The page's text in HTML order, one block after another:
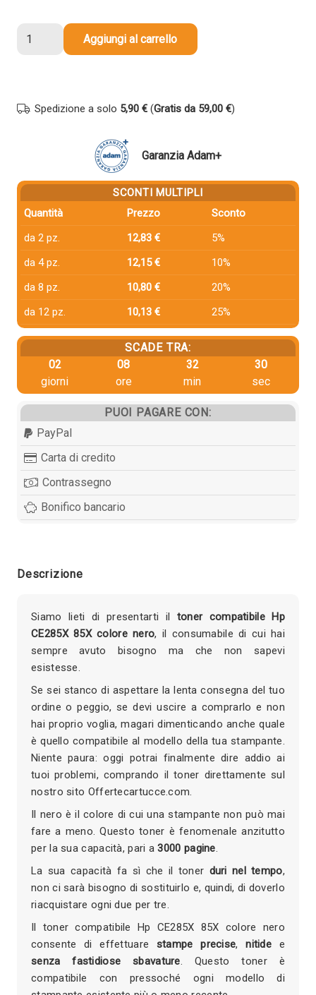
compatibile
NERO
Aggiungi al carrello
Spedizione a solo 5,90 € (Gratis da 59,00 €)
Garanzia Adam+
SCONTI MULTIPLI
Quantità
Prezzo
Sconto
da 2 pz.
12,83 €
5%
da 4 pz.
12,15 €
10%
da 8 pz.
10,80 €
20%
da 12 pz.
10,13 € 25%
SCADE TRA:
02
giorni
08
ore
32
min
29
sec
PUOI PAGARE CON:
PayPal
Carta di credito
Contrassegno
Bonifico bancario
Descrizione
Siamo lieti di presentarti il toner compatibile Hp
CE285X 85X colore nero, il consumabile di cui hai
sempre avuto bisogno ma che non sapevi
esistesse.
Se sei stanco di aspettare la lenta consegna del tuo
ordine o peggio, se devi uscire a comprarlo e non
hai proprio voglia, magari dimenticando anche quale
è quello compatibile al modello della tua stampante.
Niente paura: oggi potrai finalmente dire addio ai
tuoi problemi, comprando il toner direttamente sul
nostro sito Offertecartucce.com.
Il nero è il colore di cui una stampante non può mai
fare a meno. Questo toner è fenomenale anzitutto
per la sua capacità, pari a3000 pagine.
La sua capacità fa sì che il toner duri nel tempo,
non ci sarà bisogno di sostituirlo e, quindi, di doverlo
riacquistare ogni due per tre.
Il toner compatibile Hp CE285X 85X colore nero
consente di effettuare stampe precise,nitide e
senza fastidiose sbavature. Questo toner è
compatibile con pressoché ogni modello di